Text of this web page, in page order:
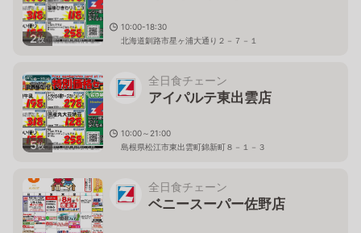
2枚
10:00-18:30
北海道釧路市星ヶ浦大通り２－７－１
5枚
全日食チェーン
アイパルテ東出雲店
10:00～21:00
島根県松江市東出雲町錦新町８－１－３
全日食チェーン
ベニースーパー佐野店